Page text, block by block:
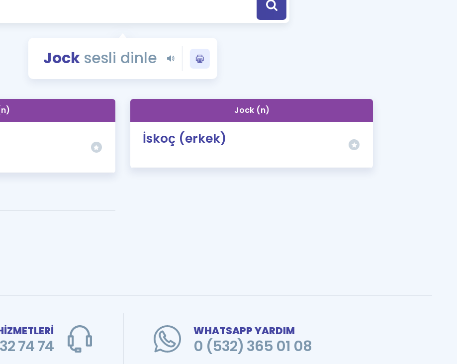
Blog
YDS - YÖKDİL Tüm Sınavlarla İlgili Haberler
İngilizce Gramer
Jocksesli dinle
Jock (n)
İskoç (erkek)
74 74
WHATSAPP YARDIM
0 (532) 365 01 08